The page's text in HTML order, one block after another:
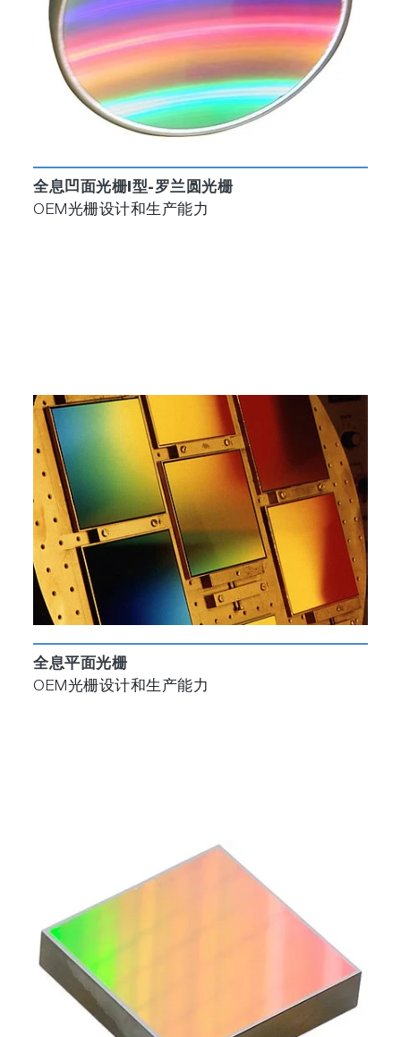
全息凹面光栅I型-罗兰圆光栅
OEM光栅设计和生产能力
全息平面光栅
OEM光栅设计和生产能力